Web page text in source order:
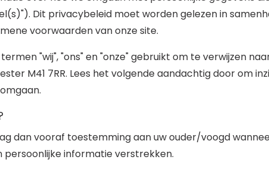
Dit privacybeleid moet worden gelezen in
voorwaarden van onze site.
"wij", "ons" en "onze" gebruikt om te verwijzen
M41 7RR. Lees het volgende aandachtig door om
dan vooraf toestemming aan uw ouder/voogd
informatie verstrekken.